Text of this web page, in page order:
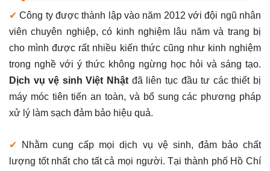
✔Công ty được thành lập vào năm 2012 với đội ngũ nhân
viên chuyên nghiệp, có kinh nghiệm lâu năm và trang bị
cho mình được rất nhiều kiến thức cũng như kinh nghiệm
trong nghề với ý thức không ngừng học hỏi và sáng tạo.
Dịch vụ vệ sinh Việt Nhật đã liên tục đầu tư các thiết bị
máy móc tiên tiến an toàn, và bổ sung các phương pháp
xử lý làm sạch đảm bảo hiệu quả.
✔
Nhằm cung cấp mọi dịch vụ vệ sinh, đảm bảo chất
lượng tốt nhất cho tất cả mọi người. Tại thành phố Hồ Chí